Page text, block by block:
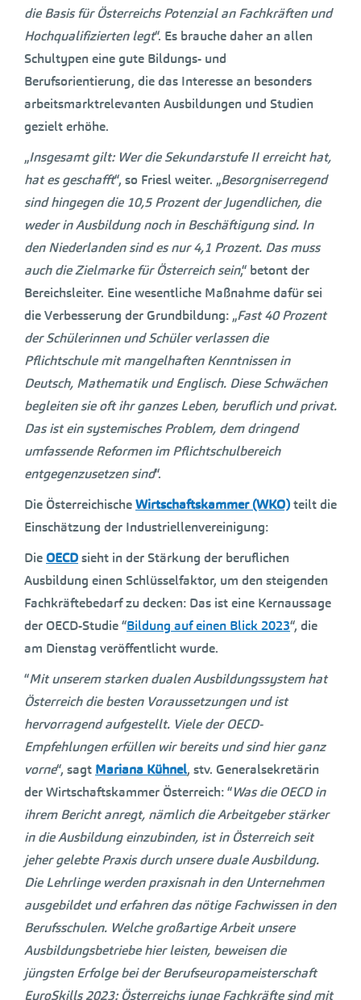
die Basis für Österreichs Potenzial an Fachkräften und
Hochqualifizierten legt“. Es brauche daher an allen
Schultypen eine gute Bildungs- und
Berufsorientierung, die das Interesse an besonders
arbeitsmarktrelevanten Ausbildungen und Studien
gezielt erhöhe.
„Insgesamt gilt: Wer die Sekundarstufe II erreicht hat,
hat es geschafft“, so Friesl weiter. „Besorgniserregend
sind hingegen die 10,5 Prozent der Jugendlichen, die
weder in Ausbildung noch in Beschäftigung sind. In
den Niederlanden sind es nur 4,1 Prozent. Das muss
auch die Zielmarke für Österreich sein,“ betont der
Bereichsleiter. Eine wesentliche Maßnahme dafür sei
die Verbesserung der Grundbildung: „Fast 40 Prozent
der Schülerinnen und Schüler verlassen die
Pflichtschule mit mangelhaften Kenntnissen in
Deutsch, Mathematik und Englisch. Diese Schwächen
begleiten sie oft ihr ganzes Leben, beruflich und privat.
Das ist ein systemisches Problem, dem dringend
umfassende Reformen im Pflichtschulbereich
entgegenzusetzen sind“.
Die ÖsterreichischeWirtschaftskammer (WKO)teilt die
Einschätzung der Industriellenvereinigung:
DieOECDsieht in der Stärkung der beruflichen
Ausbildung einen Schlüsselfaktor, um den steigenden
Fachkräftebedarf zu decken: Das ist eine Kernaussage
der OECD-Studie “Bildung auf einen Blick 2023“, die
am Dienstag veröffentlicht wurde.
“Mit unserem starken dualen Ausbildungssystem hat
Österreich die besten Voraussetzungen und ist
hervorragend aufgestellt. Viele der OECD-
Empfehlungen erfüllen wir bereits und sind hier ganz
vorne“, sagt Mariana Kühnel, stv. Generalsekretärin
der Wirtschaftskammer Österreich: “Was die OECD in
ihrem Bericht anregt, nämlich die Arbeitgeber stärker
in die Ausbildung einzubinden, ist in Österreich seit
jeher gelebte Praxis durch unsere duale Ausbildung.
Die Lehrlinge werden praxisnah in den Unternehmen
ausgebildet und erfahren das nötige Fachwissen in den
Berufsschulen. Welche großartige Arbeit unsere
Ausbildungsbetriebe hier leisten, beweisen die
jüngsten Erfolge bei der Berufseuropameisterschaft
EuroSkills 2023: Österreichs junge Fachkräfte sind mit